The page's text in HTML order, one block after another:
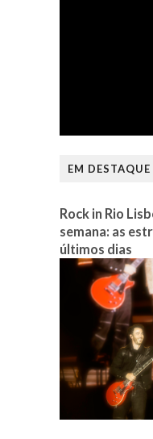
EM DESTAQUE
Rock in Rio
semana: as
últimos dias